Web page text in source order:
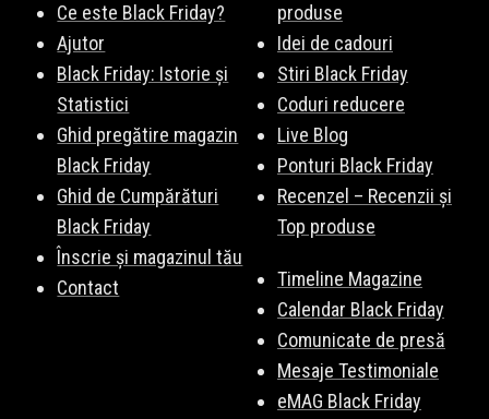
Ce este Black Friday?
Ajutor
Black Friday: Istorie și
Statistici
Ghid pregătire magazin
Black Friday
Ghid de Cumpărături
Black Friday
Înscrie și magazinul tău
Contact
produse
Idei de cadouri
Stiri Black Friday
Coduri reducere
Live Blog
Ponturi Black Friday
Recenzel – Recenzii și
Top produse
Timeline Magazine
Calendar Black Friday
Comunicate de presă
Mesaje Testimoniale
eMAG Black Friday